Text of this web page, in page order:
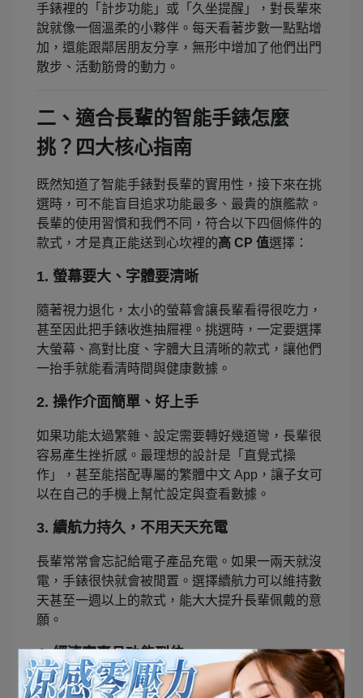
手錶裡的「計步功能」或「久坐提醒」，對長輩來
說就像一個溫柔的小夥伴。每天看著步數一點點增
加，還能跟鄰居朋友分享，無形中增加了他們出門
散步、活動筋骨的動力。
二、適合長輩的智能手錶怎麼
挑？四大核心指南
既然知道了智能手錶對長輩的實用性，接下來在挑
選時，可不能盲目追求功能最多、最貴的旗艦款。
長輩的使用習慣和我們不同，符合以下四個條件的
款式，才是真正能送到心坎裡的高 CP 值選擇：
1. 螢幕要大、字體要清晰
隨著視力退化，太小的螢幕會讓長輩看得很吃力，
甚至因此把手錶收進抽屜裡。挑選時，一定要選擇
大螢幕、高對比度、字體大且清晰的款式，讓他們
一抬手就能看清時間與健康數據。
2. 操作介面簡單、好上手
如果功能太過繁雜、設定需要轉好幾道彎，長輩很
容易產生挫折感。最理想的設計是「直覺式操
作」，甚至能搭配專屬的繁體中文 App，讓子女可
以在自己的手機上幫忙設定與查看數據。
3. 續航力持久，不用天天充電
長輩常常會忘記給電子產品充電。如果一兩天就沒
電，手錶很快就會被閒置。選擇續航力可以維持數
天甚至一週以上的款式，能大大提升長輩佩戴的意
願。
4. 經濟實惠且功能到位
送禮是一份心意，不需要給自己帶來太大的經濟負